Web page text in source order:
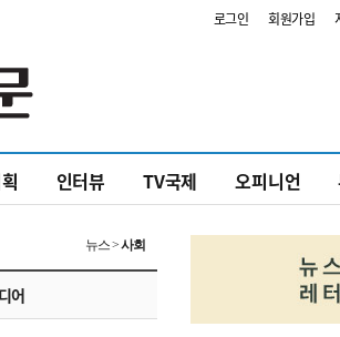
로그인 회원가입
인터뷰 TV국제 오피니언
어
뉴스 >사회